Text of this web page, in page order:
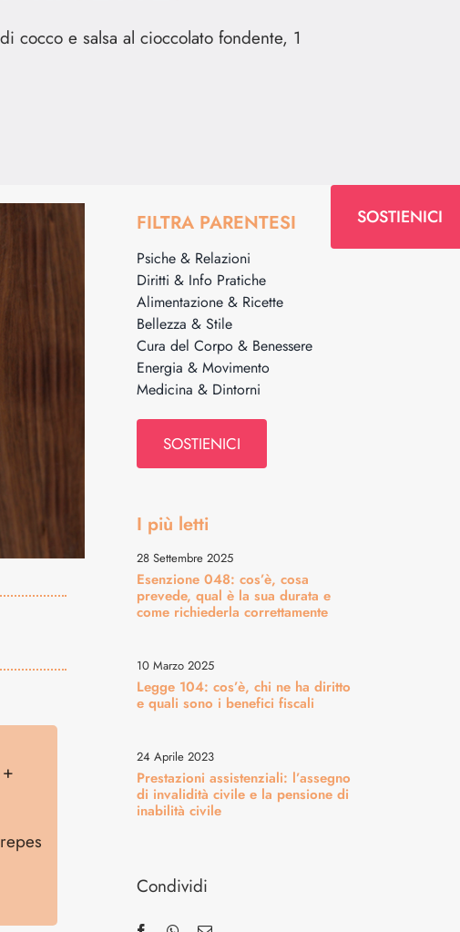
cocco e salsa al cioccolato fondente, 1
SOSTIENICI
FILTRA PARENTESI
Psiche & Relazioni
Diritti & Info Pratiche
Alimentazione & Ricette
Bellezza & Stile
Cura del Corpo & Benessere
Energia & Movimento
Medicina & Dintorni
SOSTIENICI
I più letti
28 Settembre 2025
Esenzione 048: cos’è, cosa
prevede, qual è la sua durata e
come richiederla correttamente
10 Marzo 2025
Legge 104: cos’è, chi ne ha diritto
e quali sono i benefici fiscali
24 Aprile 2023
Prestazioni assistenziali: l’assegno
di invalidità civile e la pensione di
inabilità civile
Condividi